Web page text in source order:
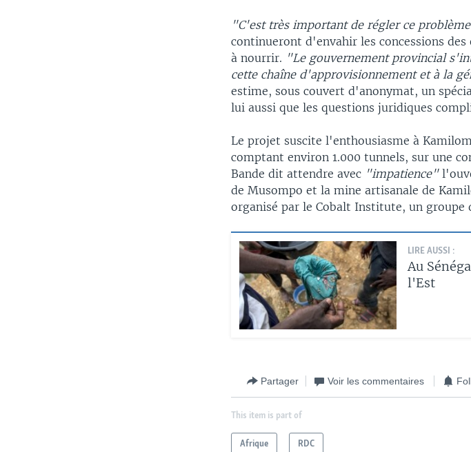
"C'est très important de régler ce
continueront d'envahir les concessions
à nourrir. "Le gouvernement provincial
cette chaîne d'approvisionnement et à la
estime, sous couvert d'anonymat, un
lui aussi que les questions juridiques
Le projet suscite l'enthousiasme à
comptant environ 1.000 tunnels, sur une
Bande dit attendre avec "impatience"
de Musompo et la mine artisanale de
organisé par le Cobalt Institute, un groupe
LIRE AUSSI :
Au
l'Est
Partager Voir les commentaires
This item is part of
Afrique RDC